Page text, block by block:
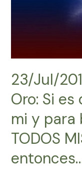
23/Jul/
Oro: Si
mi y para
TODOS